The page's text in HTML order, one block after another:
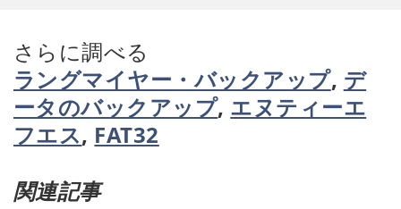
さらに調べる
ラングマイヤー・バックアップ, デ
ータのバックアップ, エヌティーエ
フエス, FAT32
関連記事